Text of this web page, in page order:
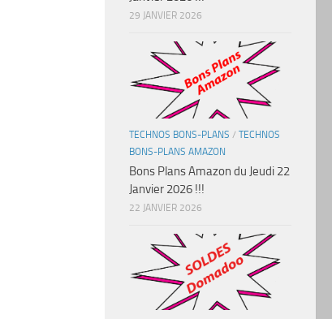
29 JANVIER 2026
TECHNOS BONS-PLANS / TECHNOS
BONS-PLANS AMAZON
Bons Plans Amazon du Jeudi 22
Janvier 2026 !!!
22 JANVIER 2026